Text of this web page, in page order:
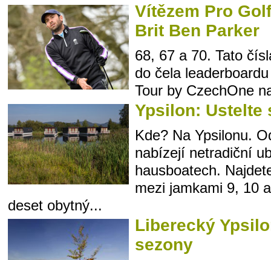
Vítězem Pro
Brit Ben Parker
68, 67 a 70. Tato
do čela
Tour by CzechOne
Ypsilon: Ustelte
Kde? Na Ypsilonu.
nabízejí netradiční
hausboatech.
mezi jamkami 9, 10
deset obytný...
Liberecký
sezony